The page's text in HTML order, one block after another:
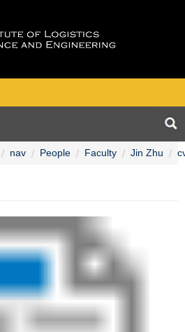
nav People Faculty Jin Zhu